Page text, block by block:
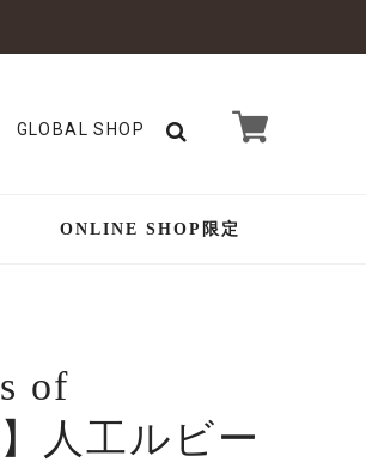
GLOBAL SHOP
ONLINE SHOP限定
of
人工ルビー